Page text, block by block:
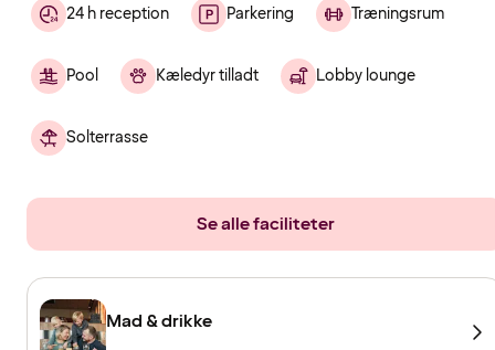
24 h reception Parkering Træningsrum
Pool Kæledyr tilladt Lobby lounge
Solterrasse
Se alle faciliteter
Mad & drikke